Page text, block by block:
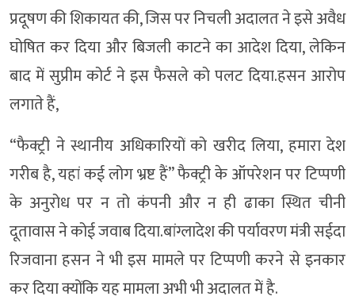
प्रदूषण की शिकायत की, जिस पर निचली अदालत ने इसे अवैध
घोषित कर दिया और बिजली काटने का आदेश दिया, लेकिन
बाद में सुप्रीम कोर्ट ने इस फैसले को पलट दिया.हसन आरोप
लगाते हैं,
“फैक्ट्री ने स्थानीय अधिकारियों को खरीद लिया, हमारा देश
गरीब है, यहां कई लोग भ्रष्ट हैं” फैक्ट्री के ऑपरेशन पर टिप्पणी
के अनुरोध पर न तो कंपनी और न ही ढाका स्थित चीनी
दूतावास ने कोई जवाब दिया.बांग्लादेश की पर्यावरण मंत्री सईदा
रिजवाना हसन ने भी इस मामले पर टिप्पणी करने से इनकार
कर दिया क्योंकि यह मामला अभी भी अदालत में है.